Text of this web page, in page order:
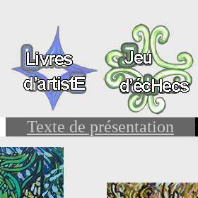
Texte de présentation